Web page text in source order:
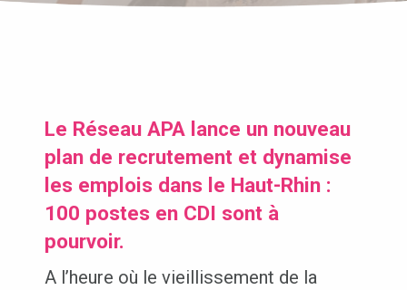
Le Réseau APA lance un nouveau
plan de recrutement et dynamise
les emplois dans le Haut-Rhin :
100 postes en CDI sont à
pourvoir.
A l’heure où le vieillissement de la